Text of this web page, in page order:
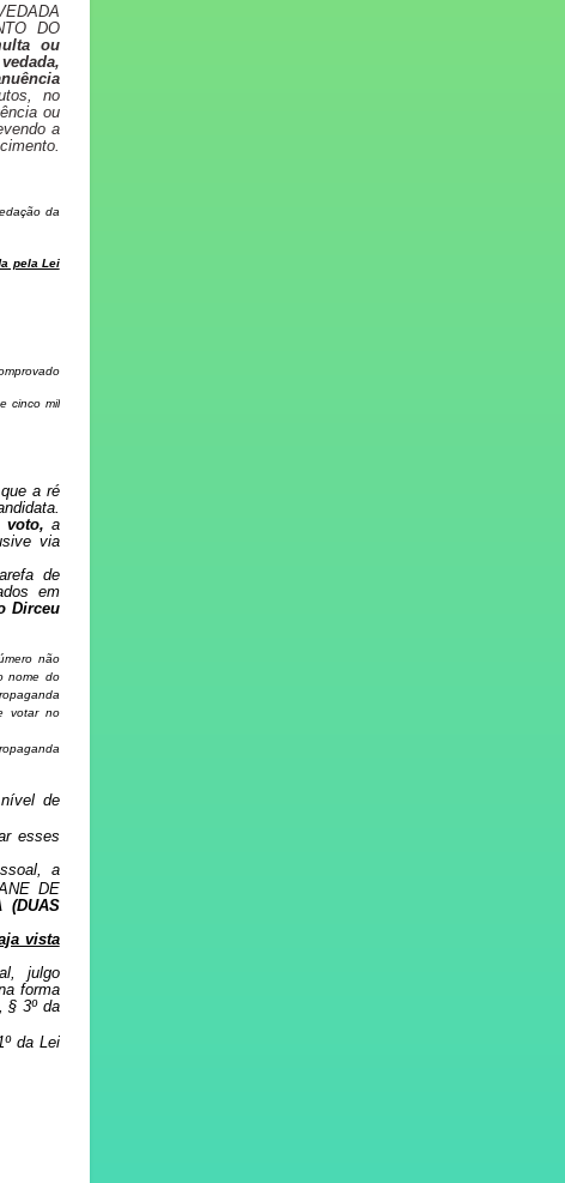
DO
ou
no
ou
a
da
pela Lei
cinco mil
a ré
voto, a
via
de
em
Dirceu
não
nome do
votar no
de
esses
a
DE
(DUAS
vista
julgo
forma
§ 3º da
da Lei